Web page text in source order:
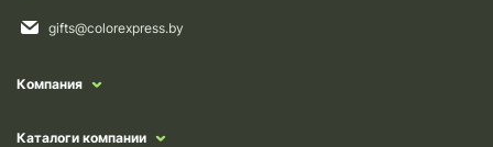
gifts@colorexpress.by
Компания
Каталоги компании